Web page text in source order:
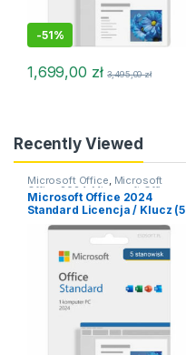
-51%
1,699,00 zł 3,495,00zł
Recently Viewed
Microsoft Office, Microsoft
Office 2024,Microsoft Office
2024 MacOS,Office dla MacOS
Microsoft Office 2024
Standard Licencja / Klucz (5
stanowisk)